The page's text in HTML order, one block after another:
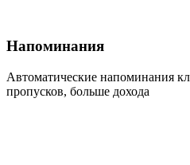
Напоминания
Автоматические напоминания
пропусков, больше дохода